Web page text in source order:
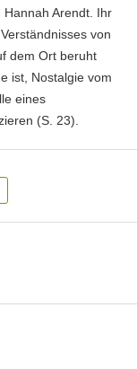
Hannah Arendt. Ihr
von
dem Ort beruht
ist, Nostalgie vom
eines
(S. 23).